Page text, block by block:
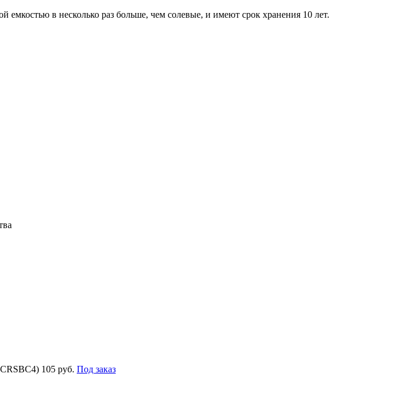
емкостью в несколько раз больше, чем солевые, и имеют срок хранения 10 лет.
105 руб. Под заказ